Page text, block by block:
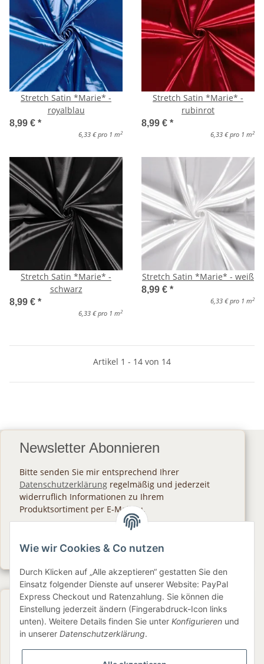
Stretch Satin *Marie* -
royalblau
8,99 € *
6,33 € pro 1 m 2
Stretch Satin *Marie* -
rubinrot
8,99 € *
6,33 € pro 1 m 2
Stretch Satin *Marie* -
schwarz
8,99 € *
6,33 € pro 1 m 2
Stretch Satin *Marie* - weiß
8,99 € *
6,33 € pro 1 m 2
Artikel 1 - 14 von 14
Newsletter Abonnieren
Bitte senden Sie mir entsprechend Ihrer
Datenschutzerklärung regelmäßig und jederzeit
widerruflich Informationen zu Ihrem
Produktsortiment per E-Mail zu.
Newsletter Abonnieren
Gesetzliche Informationen
Informationen
Wie wir Cookies & Co nutzen
Durch Klicken auf „Alle akzeptieren“ gestatten Sie den
Einsatz folgender Dienste auf unserer Website: PayPal
Express Checkout und Ratenzahlung. Sie können die
Einstellung jederzeit ändern (Fingerabdruck-Icon links
unten). Weitere Details finden Sie unter Konfigurieren und
in unserer Datenschutzerklärung.